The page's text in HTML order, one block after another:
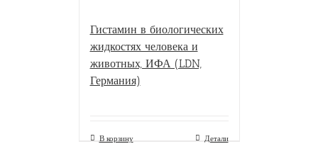
Гистамин в биологических
жидкостях человека и
животных, ИФА (LDN,
Германия)
В корзину Детали